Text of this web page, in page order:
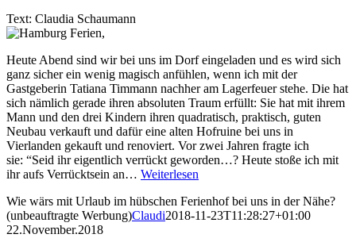
Text: Claudia Schaumann
Heute Abend sind wir bei uns im Dorf eingeladen und es wird sich
ganz sicher ein wenig magisch anfühlen, wenn ich mit der
Gastgeberin Tatiana Timmann nachher am Lagerfeuer stehe. Die hat
sich nämlich gerade ihren absoluten Traum erfüllt: Sie hat mit ihrem
Mann und den drei Kindern ihren quadratisch, praktisch, guten
Neubau verkauft und dafür eine alten Hofruine bei uns in
Vierlanden gekauft und renoviert. Vor zwei Jahren fragte ich
sie: “Seid ihr eigentlich verrückt geworden…? Heute stoße ich mit
ihr aufs Verrücktsein an… Weiterlesen
Wie wärs mit Urlaub im hübschen Ferienhof bei uns in der Nähe?
(unbeauftragte Werbung)Claudi2018-11-23T11:28:27+01:00
22.November.2018